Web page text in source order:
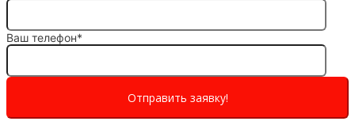
Ваш телефон*